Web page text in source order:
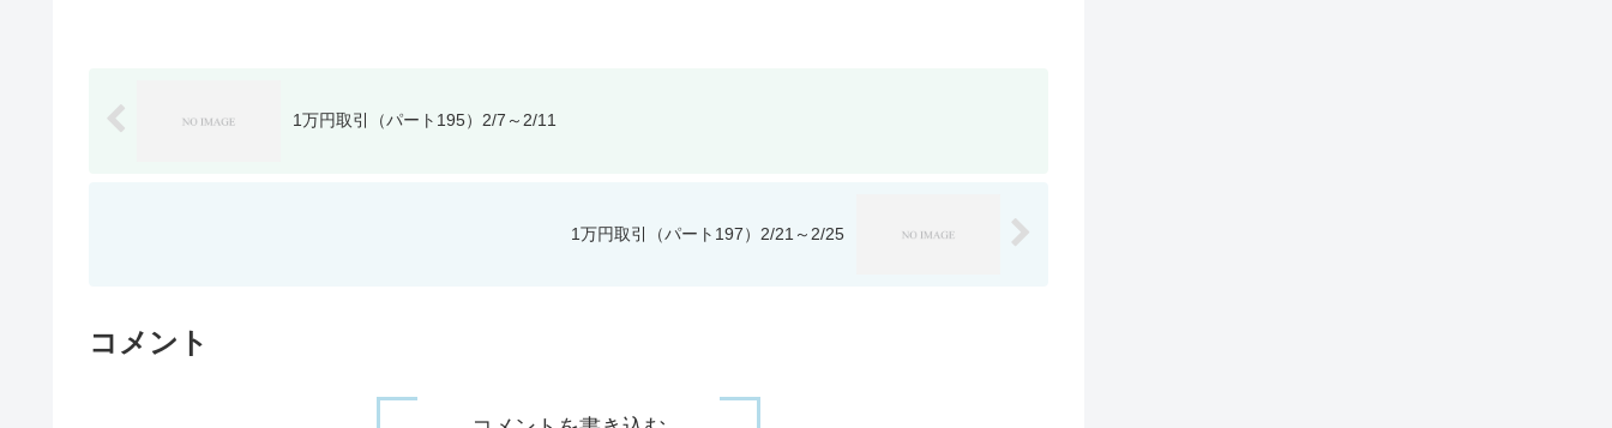
1万円取引（パート195）2/7～2/11
1万円取引（パート197）2/21～2/25
コメント